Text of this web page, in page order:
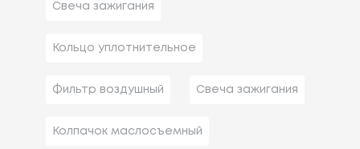
Свеча зажигания
Кольцо уплотнительное
Фильтр воздушный Свеча зажигания
Колпачок маслосъемный